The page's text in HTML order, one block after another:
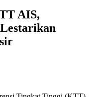
AIS,